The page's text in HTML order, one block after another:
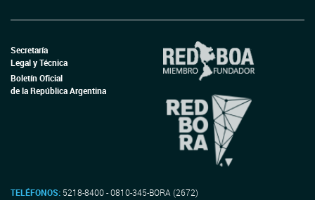
Secretaría
Legal y Técnica
Boletín Oficial
de la República Argentina
TELÉFONOS: 5218-8400 - 0810-345-BORA (2672)